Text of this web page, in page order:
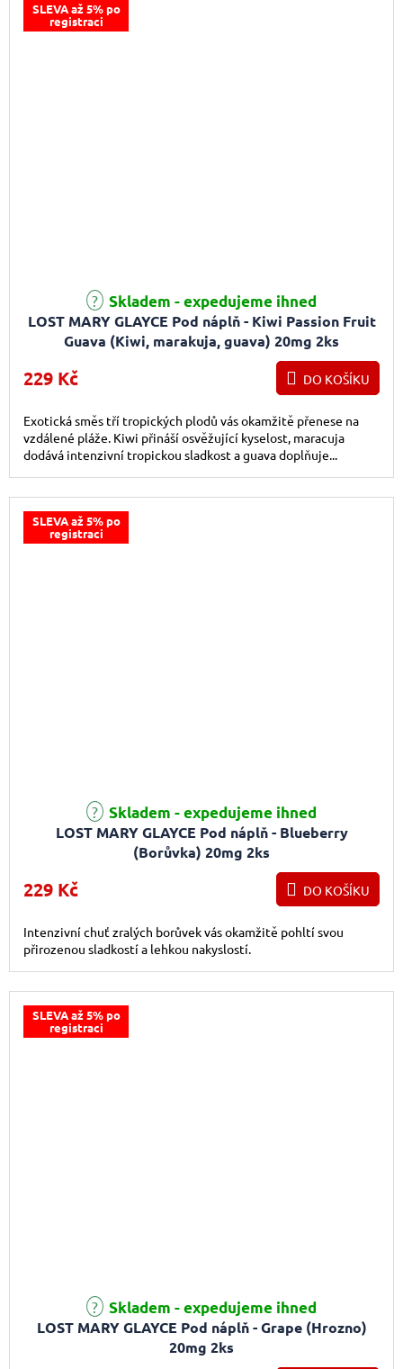
SLEVA až 5% po
registraci
LOST MARY GLAYCE Pod náplň - Kiwi Passion Fruit
Guava (Kiwi, marakuja, guava) 20mg 2ks
Skladem - expedujeme ihned
229 Kč DO KOŠÍKU
Exotická směs tří tropických plodů vás okamžitě přenese na
vzdálené pláže. Kiwi přináší osvěžující kyselost, maracuja
dodává intenzivní tropickou sladkost a guava doplňuje...
SLEVA až 5% po
registraci
LOST MARY GLAYCE Pod náplň - Blueberry
(Borůvka) 20mg 2ks
Skladem - expedujeme ihned
229 Kč DO KOŠÍKU
Intenzivní chuť zralých borůvek vás okamžitě pohltí svou
přirozenou sladkostí a lehkou nakyslostí.
SLEVA až 5% po
registraci
LOST MARY GLAYCE Pod náplň - Grape (Hrozno)
20mg 2ks
Skladem - expedujeme ihned